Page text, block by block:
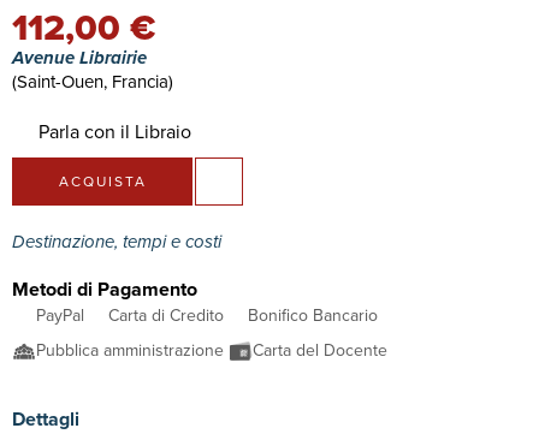
112,00 €
Avenue Librairie
(Saint-Ouen, Francia)
Parla con il Libraio
ACQUISTA
Destinazione, tempi e costi
Metodi di Pagamento
PayPal Carta di Credito
Bonifico Bancario
Pubblica amministrazione
Carta del Docente
Dettagli